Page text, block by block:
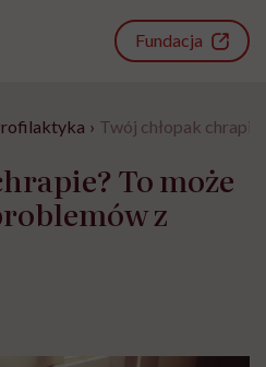
Fundacja
› Twój chłopak
To może
z